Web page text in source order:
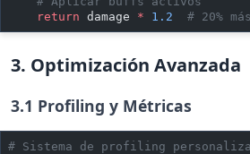
    return
damage * 1.2
# 20%
3. Optimización Avanzada
3.1 Profiling y Métricas
# Sistema de profiling